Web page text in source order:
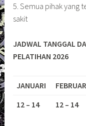
5. Semua pihak yang
sakit
JADWAL TANGGAL
PELATIHAN 2026
JANUARI
12 – 14
12 – 14